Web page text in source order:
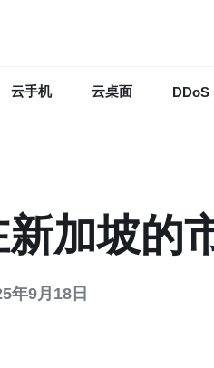
云手机 云桌面 DDoS
加坡的
年9月18日